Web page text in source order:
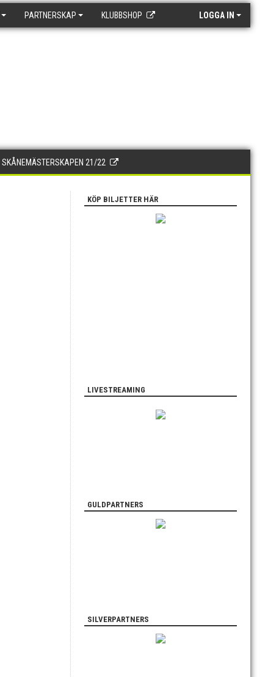
PARTNERSKAP KLUBBSHOP LOGGA IN
SKÅNEMÄSTERSKAPEN 21/22
KÖP BILJETTER HÄR
LIVESTREAMING
GULDPARTNERS
SILVERPARTNERS